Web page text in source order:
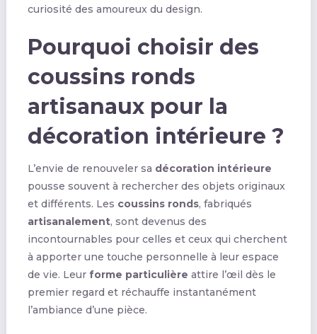
curiosité des amoureux du design.
Pourquoi choisir des
coussins ronds
artisanaux pour la
décoration intérieure ?
L’envie de renouveler sa décoration intérieure
pousse souvent à rechercher des objets originaux
et différents. Les coussins ronds, fabriqués
artisanalement, sont devenus des
incontournables pour celles et ceux qui cherchent
à apporter une touche personnelle à leur espace
de vie. Leur forme particulière attire l’œil dès le
premier regard et réchauffe instantanément
l’ambiance d’une pièce.